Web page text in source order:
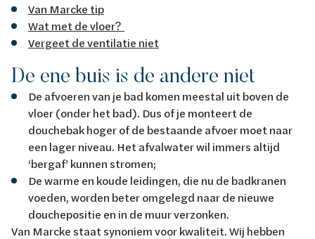
Van Marcke tip
Wat met de vloer?
Vergeet de ventilatie niet
De ene buis is de andere niet
De afvoeren van je bad komen meestal uit boven de
vloer (onder het bad). Dus of je monteert de
douchebak hoger of de bestaande afvoer moet naar
een lager niveau. Het afvalwater wil immers altijd
‘bergaf’ kunnen stromen;
De warme en koude leidingen, die nu de badkranen
voeden, worden beter omgelegd naar de nieuwe
douchepositie en in de muur verzonken.
Van Marcke staat synoniem voor kwaliteit. Wij hebben